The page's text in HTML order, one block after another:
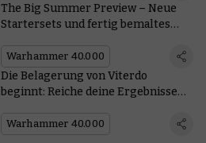
The Big Summer Preview – Neue
Startersets und fertig bemaltes
Warhammer 40.000
Die Belagerung von Viterdo
beginnt: Reiche deine Ergebnisse
Warhammer 40.000